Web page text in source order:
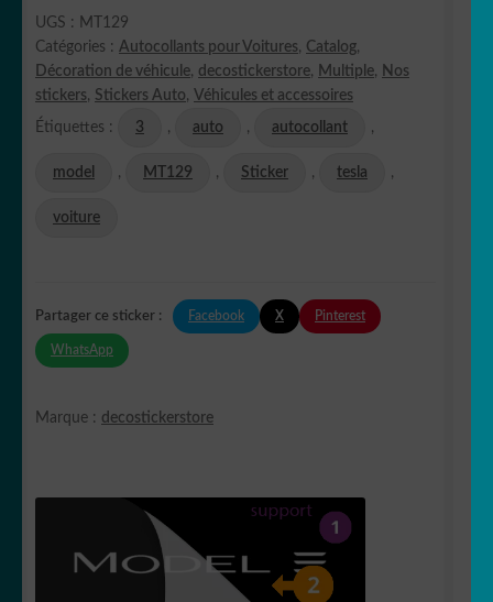
UGS :
MT129
Catégories : Autocollants pour Voitures, Catalog,
Décoration de véhicule, decostickerstore, Multiple, Nos
stickers, Stickers Auto, Véhicules et accessoires
Étiquettes : 3 , auto , autocollant ,
model , MT129 , Sticker , tesla ,
voiture
Partager ce sticker : Facebook X Pinterest
WhatsApp
Marque : decostickerstore